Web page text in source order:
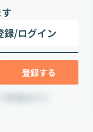
録/ログイン
登録する
度あり）